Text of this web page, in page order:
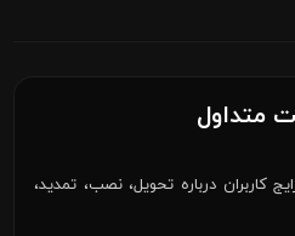
متداول
کاربران درباره تحویل، نصب، تمدید،